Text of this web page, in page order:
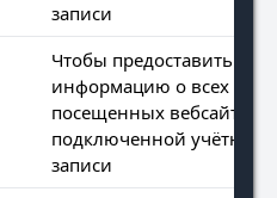
записи
Чтобы предоставить
информацию о всех
посещенных вебсайтах
подключенной учётной
записи